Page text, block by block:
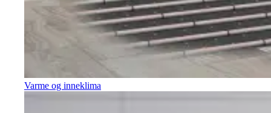
Varme og inneklima